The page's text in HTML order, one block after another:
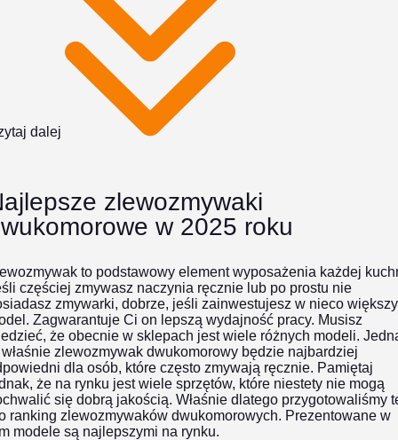
dalej
zlewozmywaki
w 2025 roku
to podstawowy element wyposażenia każdej
częściej zmywasz naczynia ręcznie lub po prostu nie
zmywarki, dobrze, jeśli zainwestujesz w nieco większy
Zagwarantuje Ci on lepszą wydajność pracy. Musisz
że obecnie w sklepach jest wiele różnych modeli.
zlewozmywak dwukomorowy będzie najbardziej
dla osób, które często zmywają ręcznie. Pamiętaj
że na rynku jest wiele sprzętów, które niestety nie mogą
się dobrą jakością. Właśnie dlatego przygotowaliśmy
ranking zlewozmywaków dwukomorowych. Prezentowane w
modele są najlepszymi na rynku.